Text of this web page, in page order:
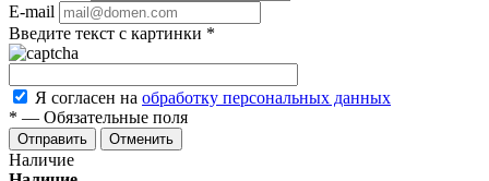
E-mail
Введите текст с картинки *
Я согласен на обработку персональных данных
* — Обязательные поля
Отменить
Наличие